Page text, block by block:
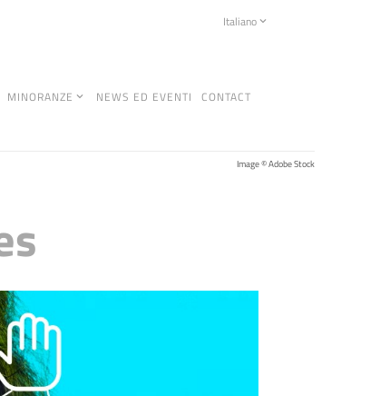
Italiano
MINORANZE NEWS ED EVENTI CONTACT
Image © Adobe Stock